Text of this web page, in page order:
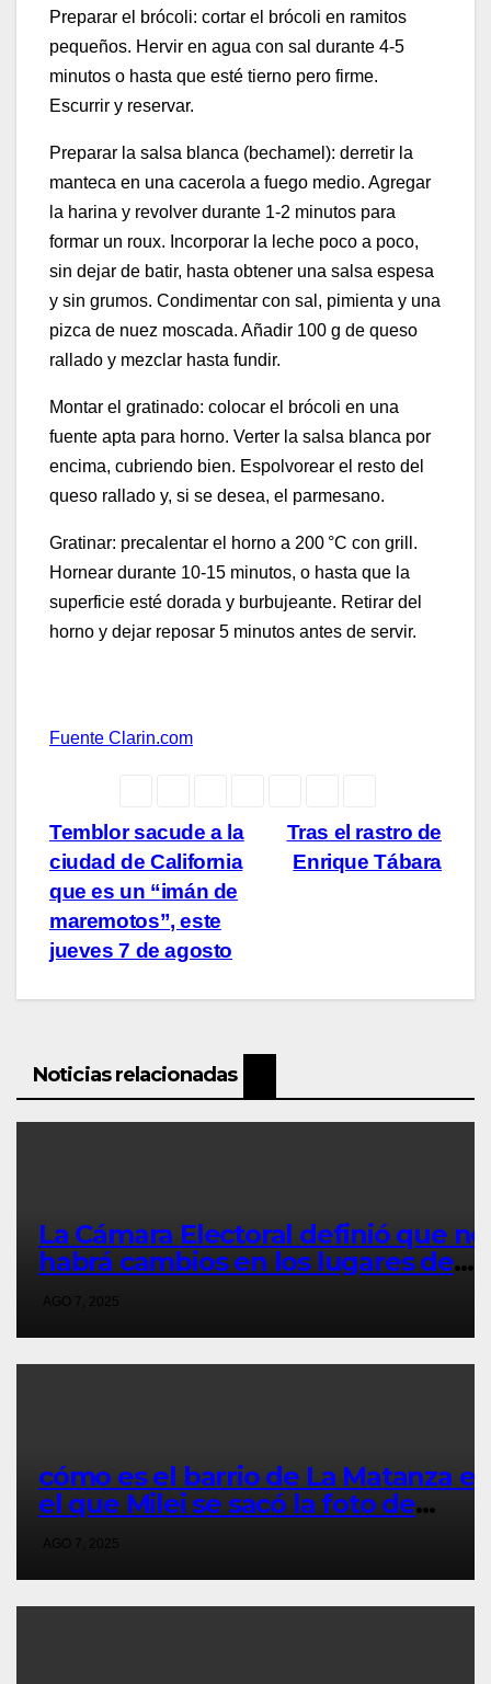
Preparar el brócoli: cortar el brócoli en ramitos
pequeños. Hervir en agua con sal durante 4-5
minutos o hasta que esté tierno pero firme.
Escurrir y reservar.
Preparar la salsa blanca (bechamel): derretir la
manteca en una cacerola a fuego medio. Agregar
la harina y revolver durante 1-2 minutos para
formar un roux. Incorporar la leche poco a poco,
sin dejar de batir, hasta obtener una salsa espesa
y sin grumos. Condimentar con sal, pimienta y una
pizca de nuez moscada. Añadir 100 g de queso
rallado y mezclar hasta fundir.
Montar el gratinado: colocar el brócoli en una
fuente apta para horno. Verter la salsa blanca por
encima, cubriendo bien. Espolvorear el resto del
queso rallado y, si se desea, el parmesano.
Gratinar: precalentar el horno a 200 °C con grill.
Hornear durante 10-15 minutos, o hasta que la
superficie esté dorada y burbujeante. Retirar del
horno y dejar reposar 5 minutos antes de servir.
Fuente Clarin.com
Navegación
de
entradas
Tras el rastro de
Enrique Tábara
Temblor sacude a la
ciudad de California
que es un “imán de
maremotos”, este
jueves 7 de agosto
Noticias relacionadas
La Cámara Electoral definió que no
habrá cambios en los lugares de
votación en La Matanza
AGO 7, 2025
cómo es el barrio de La Matanza
el que Milei se sacó la foto de
lanzamiento de campaña en
AGO 7, 2025